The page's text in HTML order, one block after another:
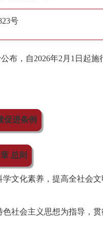
号
布，自2026年2月1日起施
促进条例
总则
文化素养，提高全社会
社会主义思想为指导，